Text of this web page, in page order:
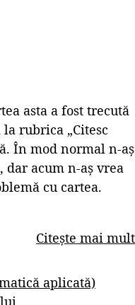
asta a fost trecută
rubrica „Citesc
În mod normal n-aș
dar acum n-aș vrea
cu cartea.
Citește mai mult
aplicată)